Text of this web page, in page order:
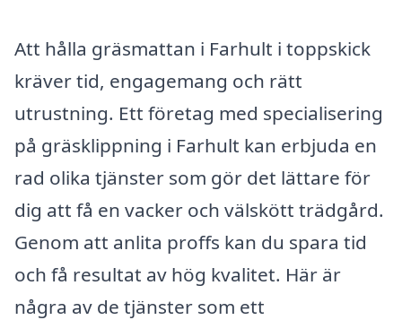
Att hålla gräsmattan i Farhult i toppskick
kräver tid, engagemang och rätt
utrustning. Ett företag med specialisering
på gräsklippning i Farhult kan erbjuda en
rad olika tjänster som gör det lättare för
dig att få en vacker och välskött trädgård.
Genom att anlita proffs kan du spara tid
och få resultat av hög kvalitet. Här är
några av de tjänster som ett